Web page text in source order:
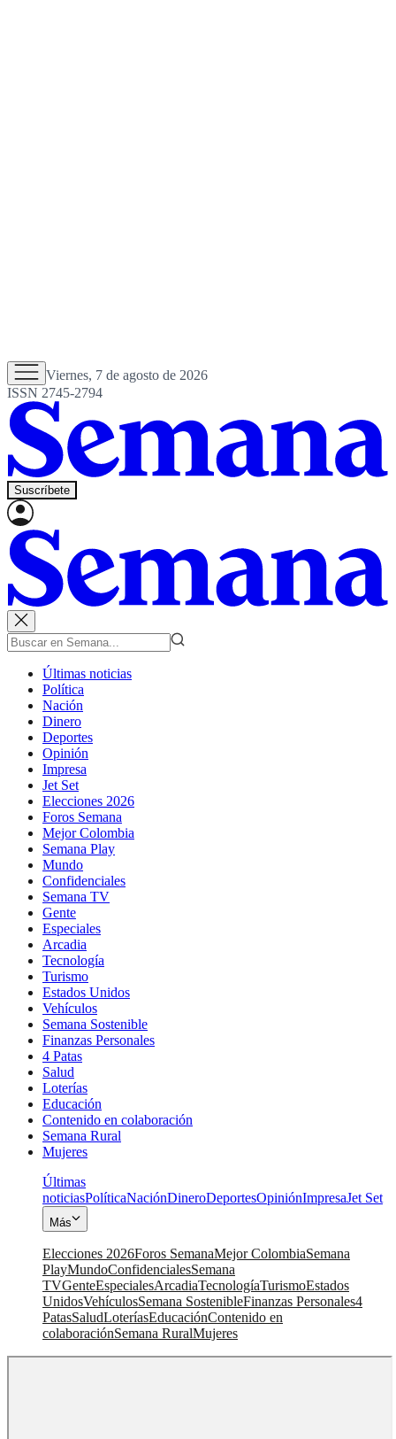
Viernes, 7 de agosto de 2026
ISSN 2745-2794
Suscríbete
Últimas noticias
Política
Nación
Dinero
Deportes
Opinión
Impresa
Jet Set
Elecciones 2026
Foros Semana
Mejor Colombia
Semana Play
Mundo
Confidenciales
Semana TV
Gente
Especiales
Arcadia
Tecnología
Turismo
Estados Unidos
Vehículos
Semana Sostenible
Finanzas Personales
4 Patas
Salud
Loterías
Educación
Contenido en colaboración
Semana Rural
Mujeres
Últimas
noticiasPolíticaNaciónDineroDeportesOpiniónImpresaJet Set
Más
Elecciones 2026Foros SemanaMejor ColombiaSemana
PlayMundoConfidencialesSemana
TVGenteEspecialesArcadiaTecnologíaTurismoEstados
UnidosVehículosSemana SostenibleFinanzas Personales4
PatasSaludLoteríasEducaciónContenido en
colaboraciónSemana RuralMujeres